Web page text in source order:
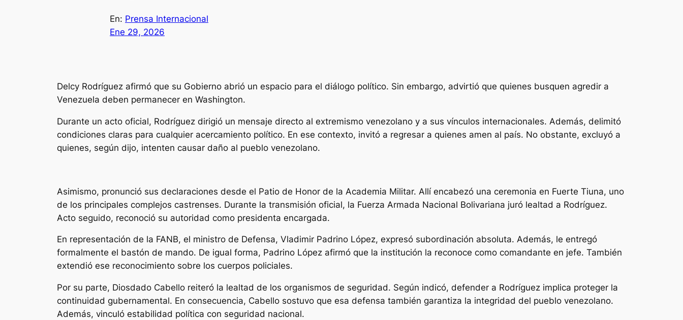
En: Prensa Internacional
Ene 29, 2026
Delcy Rodríguez afirmó que su Gobierno abrió un espacio para el diálogo político. Sin embargo, advirtió que quienes busquen agredir a
Venezuela deben permanecer en Washington.
Durante un acto oficial, Rodríguez dirigió un mensaje directo al extremismo venezolano y a sus vínculos internacionales. Además, delimitó
condiciones claras para cualquier acercamiento político. En ese contexto, invitó a regresar a quienes amen al país. No obstante, excluyó a
quienes, según dijo, intenten causar daño al pueblo venezolano.
Asimismo, pronunció sus declaraciones desde el Patio de Honor de la Academia Militar. Allí encabezó una ceremonia en Fuerte Tiuna, uno
de los principales complejos castrenses. Durante la transmisión oficial, la Fuerza Armada Nacional Bolivariana juró lealtad a Rodríguez.
Acto seguido, reconoció su autoridad como presidenta encargada.
En representación de la FANB, el ministro de Defensa, Vladimir Padrino López, expresó subordinación absoluta. Además, le entregó
formalmente el bastón de mando. De igual forma, Padrino López afirmó que la institución la reconoce como comandante en jefe. También
extendió ese reconocimiento sobre los cuerpos policiales.
Por su parte, Diosdado Cabello reiteró la lealtad de los organismos de seguridad. Según indicó, defender a Rodríguez implica proteger la
continuidad gubernamental. En consecuencia, Cabello sostuvo que esa defensa también garantiza la integridad del pueblo venezolano.
Además, vinculó estabilidad política con seguridad nacional.